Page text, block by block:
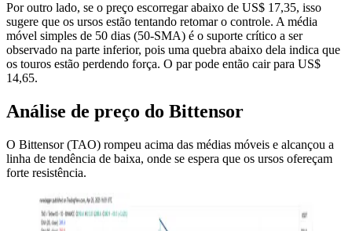
Por outro lado, se o preço escorregar abaixo de US$ 17,35, isso
sugere que os ursos estão tentando retomar o controle. A média
móvel simples de 50 dias (50-SMA) é o suporte crítico a ser
observado na parte inferior, pois uma quebra abaixo dela indica que
os touros estão perdendo força. O par pode então cair para US$
14,65.
Análise de preço do Bittensor
O Bittensor (TAO) rompeu acima das médias móveis e alcançou a
linha de tendência de baixa, onde se espera que os ursos ofereçam
forte resistência.